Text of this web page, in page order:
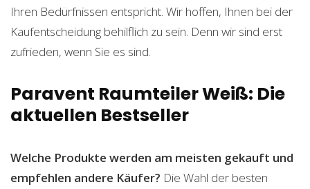
Ihren Bedürfnissen entspricht. Wir hoffen, Ihnen bei der
Kaufentscheidung behilflich zu sein. Denn wir sind erst
zufrieden, wenn Sie es sind.
Paravent Raumteiler Weiß: Die
aktuellen Bestseller
Welche Produkte werden am meisten gekauft und
empfehlen andere Käufer? Die Wahl der besten